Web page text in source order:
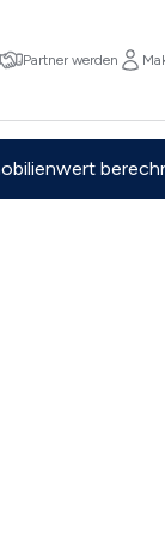
Partner werden
Immobilienwert